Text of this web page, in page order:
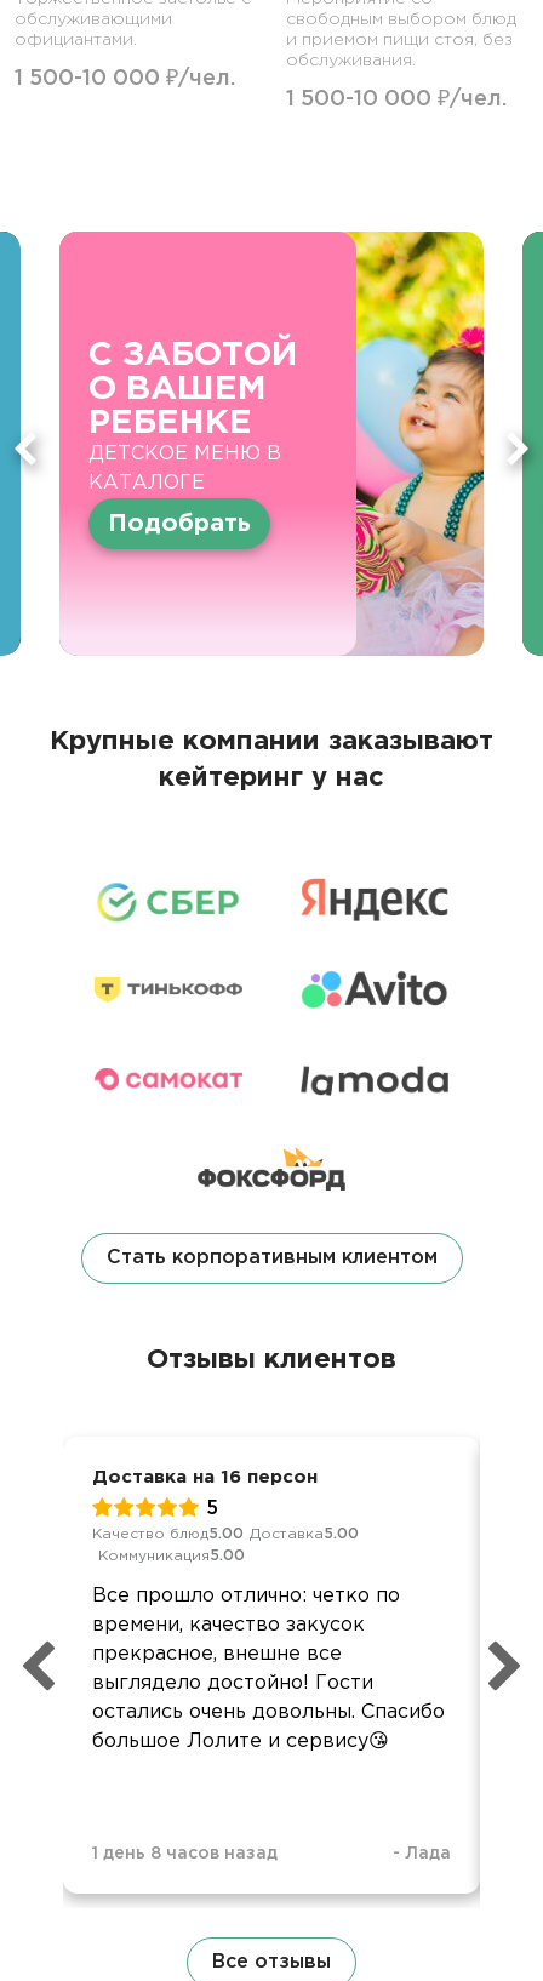
обслуживающими
официантами.
1 500-10 000 ₽/чел.
свободным выбором блюд
и приемом пищи стоя, без
обслуживания.
1 500-10 000 ₽/чел.
С ЗАБОТОЙ
О ВАШЕМ
РЕБЕНКЕ
ДЕТСКОЕ МЕНЮ В
КАТАЛОГЕ
Подобрать
Крупные компании заказывают
кейтеринг у нас
Стать корпоративным клиентом
Отзывы клиентов
Доставка на 16 персон
5
Качество блюд5.00 Доставка5.00
Коммуникация5.00
Все прошло отлично: четко по
времени, качество закусок
прекрасное, внешне все
выглядело достойно! Гости
остались очень довольны. Спасибо
большое Лолите и сервису😘
1 день 8 часов назад - Лада
Все отзывы